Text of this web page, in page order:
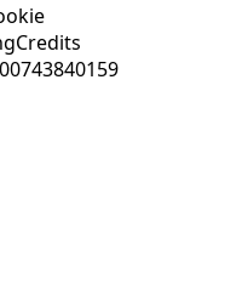
Credits